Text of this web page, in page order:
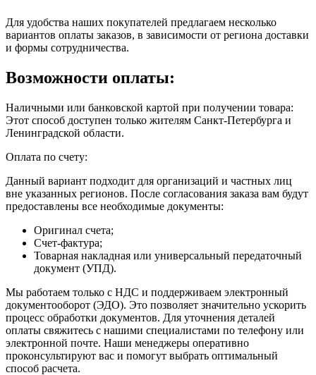
Для удобства наших покупателей предлагаем несколько
вариантов оплаты заказов, в зависимости от региона доставки
и формы сотрудничества.
Возможности оплаты:
Наличными или банковской картой при получении товара:
Этот способ доступен только жителям Санкт-Петербурга и
Ленинградской области.
Оплата по счету:
Данный вариант подходит для организаций и частных лиц
вне указанных регионов. После согласования заказа вам будут
предоставлены все необходимые документы:
Оригинал счета;
Счет-фактура;
Товарная накладная или универсальный передаточный
документ (УПД).
Мы работаем только с НДС и поддерживаем электронный
документооборот (ЭДО). Это позволяет значительно ускорить
процесс обработки документов. Для уточнения деталей
оплаты свяжитесь с нашими специалистами по телефону или
электронной почте. Наши менеджеры оперативно
проконсультируют вас и помогут выбрать оптимальный
способ расчета.